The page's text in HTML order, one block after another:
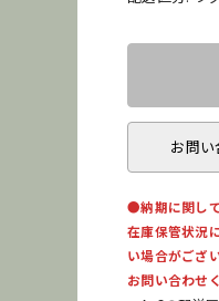
お問い
●納期に関し
在庫保管状況
い場合がござ
お問い合わせ